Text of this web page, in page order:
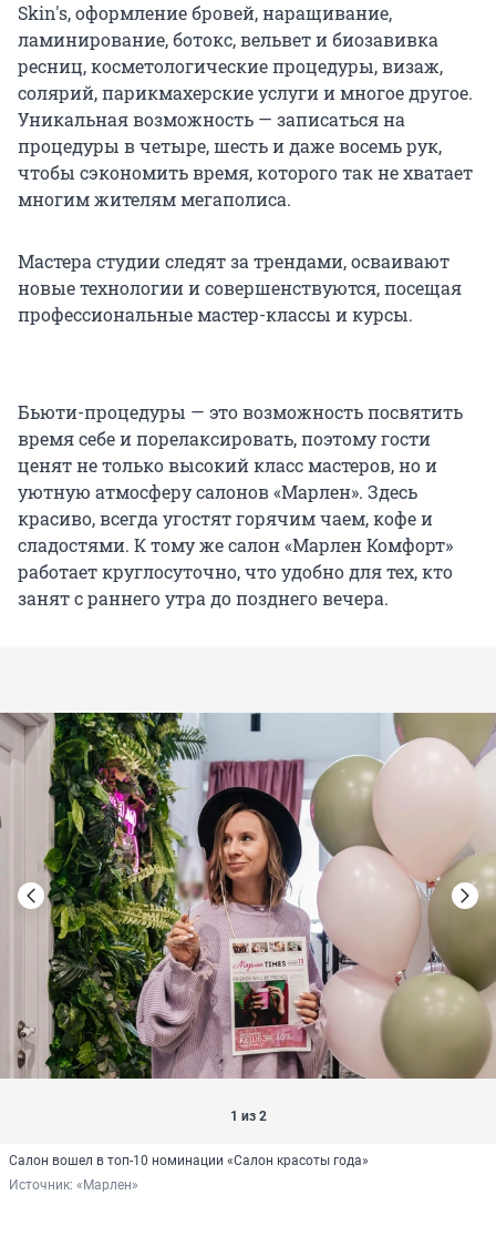
Skin's, оформление бровей, наращивание,
ламинирование, ботокс, вельвет и биозавивка
ресниц, косметологические процедуры, визаж,
солярий, парикмахерские услуги и многое другое.
Уникальная возможность — записаться на
процедуры в четыре, шесть и даже восемь рук,
чтобы сэкономить время, которого так не хватает
многим жителям мегаполиса.
Мастера студии следят за трендами, осваивают
новые технологии и совершенствуются, посещая
профессиональные мастер-классы и курсы.
Бьюти-процедуры — это возможность посвятить
время себе и порелаксировать, поэтому гости
ценят не только высокий класс мастеров, но и
уютную атмосферу салонов «Марлен». Здесь
красиво, всегда угостят горячим чаем, кофе и
сладостями. К тому же салон «Марлен Комфорт»
работает круглосуточно, что удобно для тех, кто
занят с раннего утра до позднего вечера.
1 из 2
Салон вошел в топ-10 номинации «Салон красоты года»
Источник: «Марлен»